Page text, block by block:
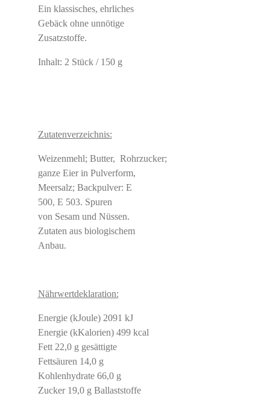
Ein klassisches, ehrliches
Gebäck ohne unnötige
Zusatzstoffe.
Inhalt: 2 Stück / 150 g
Zutatenverzeichnis:
Weizenmehl; Butter, Rohrzucker;
ganze Eier in Pulverform,
Meersalz; Backpulver: E
500, E 503. Spuren
von Sesam und Nüssen.
Zutaten aus biologischem
Anbau.
Nährwertdeklaration:
Energie (kJoule) 2091 kJ
Energie (kKalorien) 499 kcal
Fett 22,0 g gesättigte
Fettsäuren 14,0 g
Kohlenhydrate 66,0 g
Zucker 19,0 g Ballaststoffe